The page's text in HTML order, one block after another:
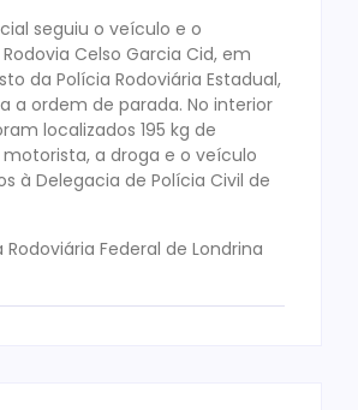
seguiu o veículo e o
Celso Garcia Cid, em
da Polícia Rodoviária Estadual,
a ordem de parada. No interior
localizados 195 kg de
a droga e o veículo
à Delegacia de Polícia Civil de
Rodoviária Federal de Londrina